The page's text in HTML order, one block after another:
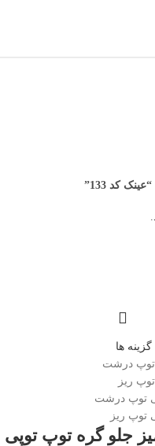
کد 133”
ها
توپ درشت
ریز
توپ درشت
ریز
جلو گره توپ توپی